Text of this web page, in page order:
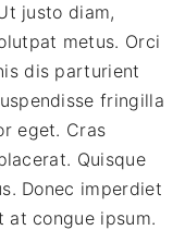
justo diam,
metus. Orci
dis parturient
fringilla
eget. Cras
Quisque
Donec imperdiet
at congue ipsum.